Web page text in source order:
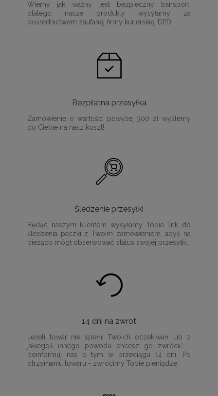
Wiemy jak ważny jest bezpieczny transport,
dlatego nasze produkty wysyłamy za
pośrednictwem zaufanej firmy kurierskiej DPD.
Bezpłatna przesyłka
Zamówienie o wartości powyżej 300 zł wyślemy
do Ciebie na nasz koszt!
Śledzenie przesyłki
Będąc naszym klientem wysyłamy Tobie link do
śledzenia paczki z Twoim zamówieniem, abyś na
bieżąco mógł obserwować status swojej przesyłki.
14 dni na zwrot
Jeżeli towar nie spełni Twoich oczekiwań lub z
jakiegoś innego powodu chcesz go zwrócić -
poinformuj nas o tym w przeciągu 14 dni. Po
otrzymaniu towaru - zwrócimy Tobie pieniądze.